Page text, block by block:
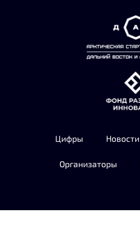
Цифры Новости
Организаторы